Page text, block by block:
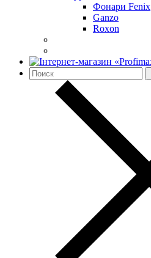
Фонари Fenix
Ganzo
Roxon